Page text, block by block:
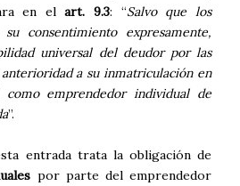
en elart. 9.3: “Salvo que los
consentimiento expresamente,
universal del deudor por las
a su inmatriculación en
emprendedor individual de
”.
entrada trata la obligación de
por parte del emprendedor